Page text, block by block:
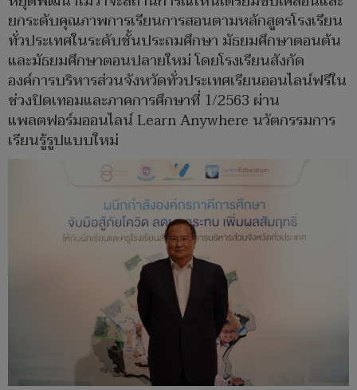
ยกระดับคุณภาพการเรียนการสอนตามหลักสูตรโรงเรียน
ทั่วประเทศในระดับชั้นประถมศึกษา มัธยมศึกษาตอนต้น
และมัธยมศึกษาตอนปลายใหม่ โดยโรงเรียนสังกัด
องค์การบริหารส่วนจังหวัดทั่วประเทศเรียนออนไลน์ฟรีใน
ช่วงปิดเทอมและภาคการศึกษาที่ 1/2563 ผ่าน
แพลตฟอร์มออนไลน์ Learn Anywhere นวัตกรรมการ
เรียนรู้รูปแบบใหม่